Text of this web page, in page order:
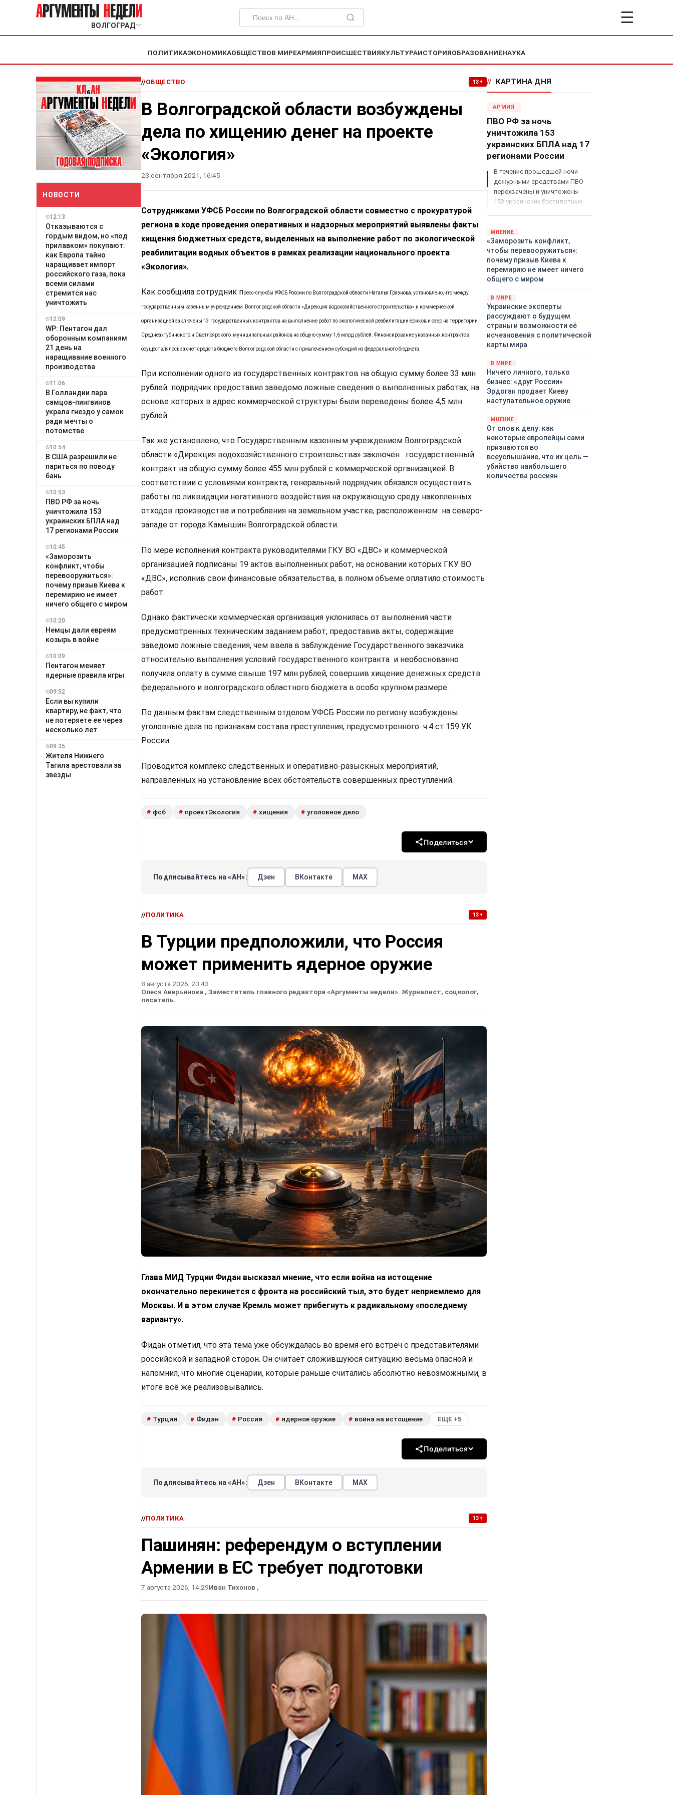
ВОЛГОГРАД﹀ ☰
ПОЛИТИКАЭКОНОМИКАОБЩЕСТВОВ МИРЕАРМИЯПРОИСШЕСТВИЯКУЛЬТУРАИСТОРИЯОБРАЗОВАНИЕНАУКА
НОВОСТИ
12:13
Отказываются с
гордым видом, но «под
прилавком» покупают:
как Европа тайно
наращивает импорт
российского газа, пока
всеми силами
стремится нас
уничтожить
12:09
WP: Пентагон дал
оборонным компаниям
21 день на
наращивание военного
производства
11:06
В Голландии пара
самцов-пингвинов
украла гнездо у самок
ради мечты о
потомстве
10:54
В США разрешили не
париться по поводу
бань
10:53
ПВО РФ за ночь
уничтожила 153
украинских БПЛА над
17 регионами России
10:45
«Заморозить
конфликт, чтобы
перевооружиться»:
почему призыв Киева к
перемирию не имеет
ничего общего с миром
10:20
Немцы дали евреям
козырь в войне
10:09
Пентагон меняет
ядерные правила игры
09:52
Если вы купили
квартиру, не факт, что
не потеряете ее через
несколько лет
09:35
Жителя Нижнего
Тагила арестовали за
звезды
//ОБЩЕСТВО 13+
В Волгоградской области возбуждены
дела по хищению денег на проекте
«Экология»
23 сентября 2021, 16:45
Сотрудниками УФСБ России по Волгоградской области совместно с прокуратурой
региона в ходе проведения оперативных и надзорных мероприятий выявлены факты
хищения бюджетных средств, выделенных на выполнение работ по экологической
реабилитации водных объектов в рамках реализации национального проекта
«Экология».
Как сообщила сотрудник пресс-службы УФСБ России по Волгоградской области Наталья Грязнова,установлено, что между
государственным казенным учреждением Волгоградской области «Дирекция водохозяйственного строительства» и коммерческой
организацией заключены 13 государственных контрактов на выполнение работ по экологической реабилитации ериков и озер на территории
Среднеахтубинского и Светлоярского муниципальных районов на общую сумму 1,6 млрд рублей. Финансирование указанных контрактов
осуществлялось за счет средств бюджета Волгоградской области с привлечением субсидий из федерального бюджета.
При исполнении одного из государственных контрактов на общую сумму более 33 млн
рублей подрядчик предоставил заведомо ложные сведения о выполненных работах, на
основе которых в адрес коммерческой структуры были переведены более 4,5 млн
рублей.
Так же установлено, что Государственным казенным учреждением Волгоградской
области «Дирекция водохозяйственного строительства» заключен государственный
контракт на общую сумму более 455 млн рублей с коммерческой организацией. В
соответствии с условиями контракта, генеральный подрядчик обязался осуществить
работы по ликвидации негативного воздействия на окружающую среду накопленных
отходов производства и потребления на земельном участке, расположенном на северо-
западе от города Камышин Волгоградской области.
По мере исполнения контракта руководителями ГКУ ВО «ДВС» и коммерческой
организацией подписаны 19 актов выполненных работ, на основании которых ГКУ ВО
«ДВС», исполнив свои финансовые обязательства, в полном объеме оплатило стоимость
работ.
Однако фактически коммерческая организация уклонилась от выполнения части
предусмотренных техническим заданием работ, предоставив акты, содержащие
заведомо ложные сведения, чем ввела в заблуждение Государственного заказчика
относительно выполнения условий государственного контракта и необоснованно
получила оплату в сумме свыше 197 млн рублей, совершив хищение денежных средств
федерального и волгоградского областного бюджета в особо крупном размере.
По данным фактам следственным отделом УФСБ России по региону возбуждены
уголовные дела по признакам состава преступления, предусмотренного ч.4 ст.159 УК
России.
Проводится комплекс следственных и оперативно-разыскных мероприятий,
направленных на установление всех обстоятельств совершенных преступлений.
# фсб # проектЭкология # хищения # уголовное дело
Поделиться
Подписывайтесь на «АН»: Дзен ВКонтакте МАХ
//ПОЛИТИКА 13+
В Турции предположили, что Россия
может применить ядерное оружие
8 августа 2026, 23:43
Олеся Аверьянова , Заместитель главного редактора «Аргументы недели». Журналист, социолог,
писатель.
Глава МИД Турции Фидан высказал мнение, что если война на истощение
окончательно перекинется с фронта на российский тыл, это будет неприемлемо для
Москвы. И в этом случае Кремль может прибегнуть к радикальному «последнему
варианту».
Фидан отметил, что эта тема уже обсуждалась во время его встреч с представителями
российской и западной сторон. Он считает сложившуюся ситуацию весьма опасной и
напомнил, что многие сценарии, которые раньше считались абсолютно невозможными, в
итоге всё же реализовывались.
# Турция # Фидан # Россия # ядерное оружие # война на истощение ЕЩЕ +5
Поделиться
Подписывайтесь на «АН»: Дзен ВКонтакте МАХ
//ПОЛИТИКА 13+
Пашинян: референдум о вступлении
Армении в ЕС требует подготовки
7 августа 2026, 14:29Иван Тихонов ,
// КАРТИНА ДНЯ
АРМИЯ
ПВО РФ за ночь
уничтожила 153
украинских БПЛА над 17
регионами России
В течение прошедшей ночи
дежурными средствами ПВО
перехвачены и уничтожены
153 украинских беспилотных
территориями Белгородской,
Брянской, Владимирской,
Воронежской, Калужской,
Курской, Липецкой,
Орловской, Ростовской,
Рязанской, Самарской,
Тульской областей,
Московского региона,
Республики Крым, Республики
Татарстан, Краснодарского
края и над акваториями
МНЕНИЕ
«Заморозить конфликт,
чтобы перевооружиться»:
почему призыв Киева к
перемирию не имеет ничего
общего с миром
В МИРЕ
Украинские эксперты
рассуждают о будущем
страны и возможности её
исчезновения с политической
карты мира
В МИРЕ
Ничего личного, только
бизнес: «друг России»
Эрдоган продает Киеву
наступательное оружие
МНЕНИЕ
От слов к делу: как
некоторые европейцы сами
признаются во
всеуслышание, что их цель —
убийство наибольшего
количества россиян